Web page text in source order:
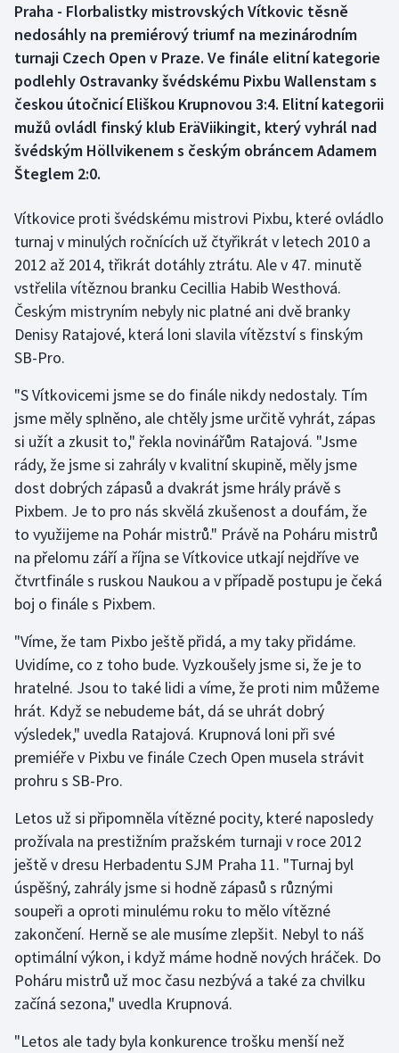
Box
Curling
Dostihy
Florbal
Golf
Gymnastika
Házená
Judo
Krasobruslení
Lezení
Lyže a snowboard
Moderní pětiboj
Motorsport
Olympijské hry
Parasport
Plavání
Ragby
Rychlobruslení
Rychlostní kanoistika
Short track
Praha - Florbalistky mistrovských Vítkovic těsně
nedosáhly na premiérový triumf na mezinárodním
turnaji Czech Open v Praze. Ve finále elitní kategorie
podlehly Ostravanky švédskému Pixbu Wallenstam s
českou útočnicí Eliškou Krupnovou 3:4. Elitní kategorii
mužů ovládl finský klub EräViikingit, který vyhrál nad
švédským Höllvikenem s českým obráncem Adamem
Šteglem 2:0.
Vítkovice proti švédskému mistrovi Pixbu, které ovládlo
turnaj v minulých ročnících už čtyřikrát v letech 2010 a
2012 až 2014, třikrát dotáhly ztrátu. Ale v 47. minutě
vstřelila vítěznou branku Cecillia Habib Westhová.
Českým mistryním nebyly nic platné ani dvě branky
Denisy Ratajové, která loni slavila vítězství s finským
SB-Pro.
"S Vítkovicemi jsme se do finále nikdy nedostaly. Tím
jsme měly splněno, ale chtěly jsme určitě vyhrát, zápas
si užít a zkusit to," řekla novinářům Ratajová. "Jsme
rády, že jsme si zahrály v kvalitní skupině, měly jsme
dost dobrých zápasů a dvakrát jsme hrály právě s
Pixbem. Je to pro nás skvělá zkušenost a doufám, že
to využijeme na Pohár mistrů." Právě na Poháru mistrů
na přelomu září a října se Vítkovice utkají nejdříve ve
čtvrtfinále s ruskou Naukou a v případě postupu je čeká
boj o finále s Pixbem.
"Víme, že tam Pixbo ještě přidá, a my taky přidáme.
Uvidíme, co z toho bude. Vyzkoušely jsme si, že je to
hratelné. Jsou to také lidi a víme, že proti nim můžeme
hrát. Když se nebudeme bát, dá se uhrát dobrý
výsledek," uvedla Ratajová. Krupnová loni při své
premiéře v Pixbu ve finále Czech Open musela strávit
prohru s SB-Pro.
Letos už si připomněla vítězné pocity, které naposledy
prožívala na prestižním pražském turnaji v roce 2012
ještě v dresu Herbadentu SJM Praha 11. "Turnaj byl
úspěšný, zahrály jsme si hodně zápasů s různými
soupeři a oproti minulému roku to mělo vítězné
zakončení. Herně se ale musíme zlepšit. Nebyl to náš
optimální výkon, i když máme hodně nových hráček. Do
Poháru mistrů už moc času nezbývá a také za chvilku
začíná sezona," uvedla Krupnová.
"Letos ale tady byla konkurence trošku menší než